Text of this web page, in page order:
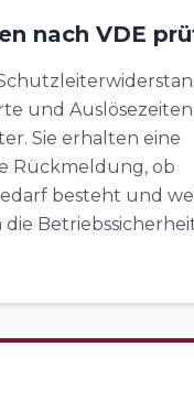
nach VDE
und
Sie erhalten eine
Rückmeldung, ob
besteht und